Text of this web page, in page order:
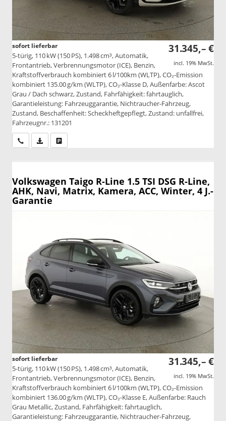
31.345,– €
incl. 19% MwSt.
sofort lieferbar
5-türig, 110 kW (150 PS), 1.498 cm³, Automatik,
Frontantrieb, Verbrennungsmotor (ICE), Benzin,
Kraftstoffverbrauch kombiniert 6 l/100km (WLTP), CO₂-Emission
kombiniert 135.00 g/km (WLTP), CO₂-Klasse D, Außenfarbe: Ascot
Grau / Dach schwarz, Zustand, Fahrfähigkeit: fahrtauglich,
Garantieleistung: Fahrzeuggarantie, Nichtraucher-Fahrzeug,
Zustand, Beschaffenheit: Scheckheftgepflegt, Zustand: unfallfrei,
Fahrzeugnr.: 131201
Wir rufen Sie anPDF-Datei, Fahrzeugexposé drucken
Volkswagen Taigo R-Line 1.5 TSI DSG R-Line,
AHK, Navi, Matrix, Kamera, ACC, Winter, 4 J.-
Garantie
31.345,– €
incl. 19% MwSt.
sofort lieferbar
5-türig, 110 kW (150 PS), 1.498 cm³, Automatik,
Frontantrieb, Verbrennungsmotor (ICE), Benzin,
Kraftstoffverbrauch kombiniert 6 l/100km (WLTP), CO₂-Emission
kombiniert 136.00 g/km (WLTP), CO₂-Klasse E, Außenfarbe: Rauch
Grau Metallic, Zustand, Fahrfähigkeit: fahrtauglich,
Garantieleistung: Fahrzeuggarantie, Nichtraucher-Fahrzeug,